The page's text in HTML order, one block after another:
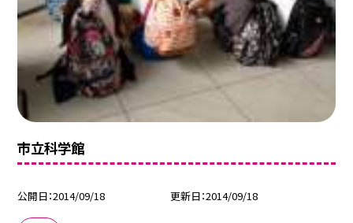
市立科学館
公開日 2014/09/18 更新日 2014/09/18